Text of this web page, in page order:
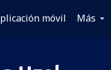
móvil Más